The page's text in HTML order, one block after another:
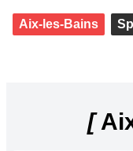
Aix-les-Bains
[